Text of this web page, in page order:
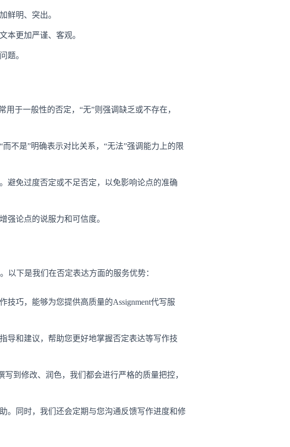
鲜明、突出。
本更加严谨、客观。
题。
于一般性的否定，“无”则强调缺乏或不存在，
不是”明确表示对比关系，“无法”强调能力上的限
避免过度否定或不足否定，以免影响论点的准确
强论点的说服力和可信度。
以下是我们在否定表达方面的服务优势：
技巧，能够为您提供高质量的Assignment代写服
导和建议，帮助您更好地掌握否定表达等写作技
到修改、润色，我们都会进行严格的质量把控，
。同时，我们还会定期与您沟通反馈写作进度和修